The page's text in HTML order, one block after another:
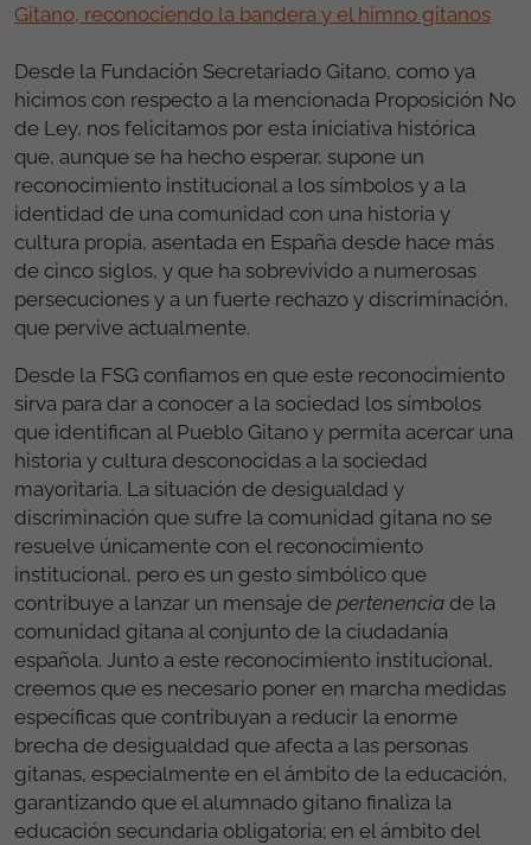
Gitano, reconociendo la bandera y el himno gitanos
Desde la Fundación Secretariado Gitano, como ya
hicimos con respecto a la mencionada Proposición No
de Ley, nos felicitamos por esta iniciativa histórica
que, aunque se ha hecho esperar, supone un
reconocimiento institucional a los símbolos y a la
identidad de una comunidad con una historia y
cultura propia, asentada en España desde hace más
de cinco siglos, y que ha sobrevivido a numerosas
persecuciones y a un fuerte rechazo y discriminación,
que pervive actualmente.
Desde la FSG confiamos en que este reconocimiento
sirva para dar a conocer a la sociedad los símbolos
que identifican al Pueblo Gitano y permita acercar una
historia y cultura desconocidas a la sociedad
mayoritaria. La situación de desigualdad y
discriminación que sufre la comunidad gitana no se
resuelve únicamente con el reconocimiento
institucional, pero es un gesto simbólico que
contribuye a lanzar un mensaje de pertenencia de la
comunidad gitana al conjunto de la ciudadanía
española. Junto a este reconocimiento institucional,
creemos que es necesario poner en marcha medidas
específicas que contribuyan a reducir la enorme
brecha de desigualdad que afecta a las personas
gitanas, especialmente en el ámbito de la educación,
garantizando que el alumnado gitano finaliza la
educación secundaria obligatoria; en el ámbito del